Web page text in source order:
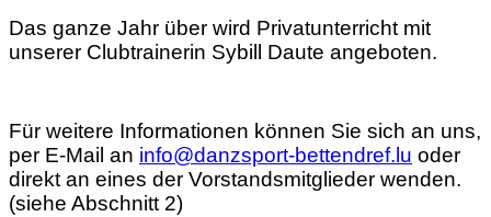
Das ganze Jahr über wird Privatunterricht mit
unserer Clubtrainerin Sybill Daute angeboten.
Für weitere Informationen können Sie sich an uns,
per E-Mail an info@danzsport-bettendref.lu oder
direkt an eines der Vorstandsmitglieder wenden.
(siehe Abschnitt 2)